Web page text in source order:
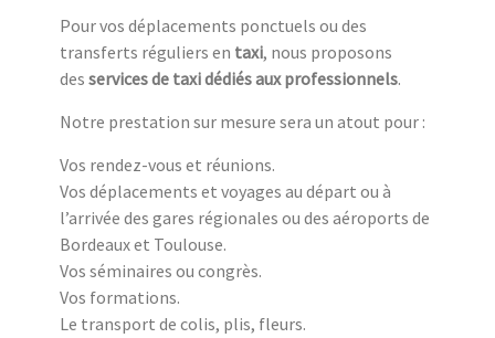
Pour vos déplacements ponctuels ou des
transferts réguliers en taxi, nous proposons
des services de taxi dédiés aux professionnels.
Notre prestation sur mesure sera un atout pour :
Vos rendez-vous et réunions.
Vos déplacements et voyages au départ ou à
l’arrivée des gares régionales ou des aéroports de
Bordeaux et Toulouse.
Vos séminaires ou congrès.
Vos formations.
Le transport de colis, plis, fleurs.